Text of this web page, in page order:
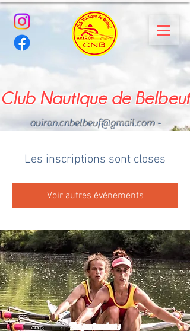
Club Nautique de Belbeuf
aviron.cnbelbeuf@gmail.com-
Les inscriptions sont closes
Voir autres événements
Nos partenaires :